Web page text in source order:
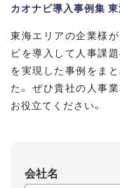
カオナビ導入事例集
東海エリアの企業様
ビを導入して人事課
を実現した事例をま
た。 ぜひ貴社の人事
お役立てください。
会社名